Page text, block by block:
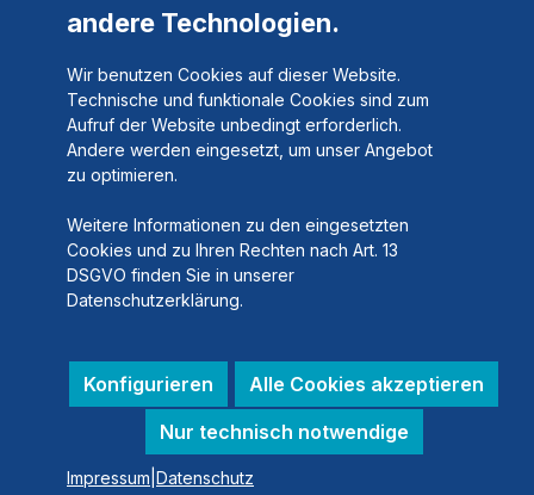
andere Technologien.
Wir benutzen Cookies auf dieser Website.
Technische und funktionale Cookies sind zum
Aufruf der Website unbedingt erforderlich.
Andere werden eingesetzt, um unser Angebot
zu optimieren.
Weitere Informationen zu den eingesetzten
Cookies und zu Ihren Rechten nach Art. 13
DSGVO finden Sie in unserer
Datenschutzerklärung.
Konfigurieren
Alle Cookies akzeptieren
Nur technisch notwendige
Impressum Datenschutz